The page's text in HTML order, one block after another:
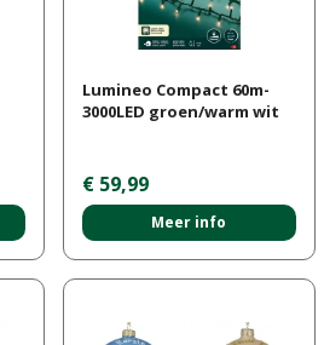
Lumineo Compact 60m-
3000LED groen/warm wit
€ 59,99
Meer info